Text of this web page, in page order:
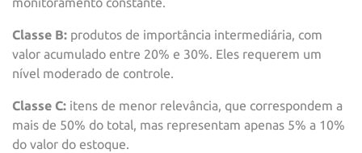
Classe B: produtos de importância intermediária, com
valor acumulado entre 20% e 30%. Eles requerem um
nível moderado de controle.
Classe C: itens de menor relevância, que correspondem a
mais de 50% do total, mas representam apenas 5% a 10%
do valor do estoque.